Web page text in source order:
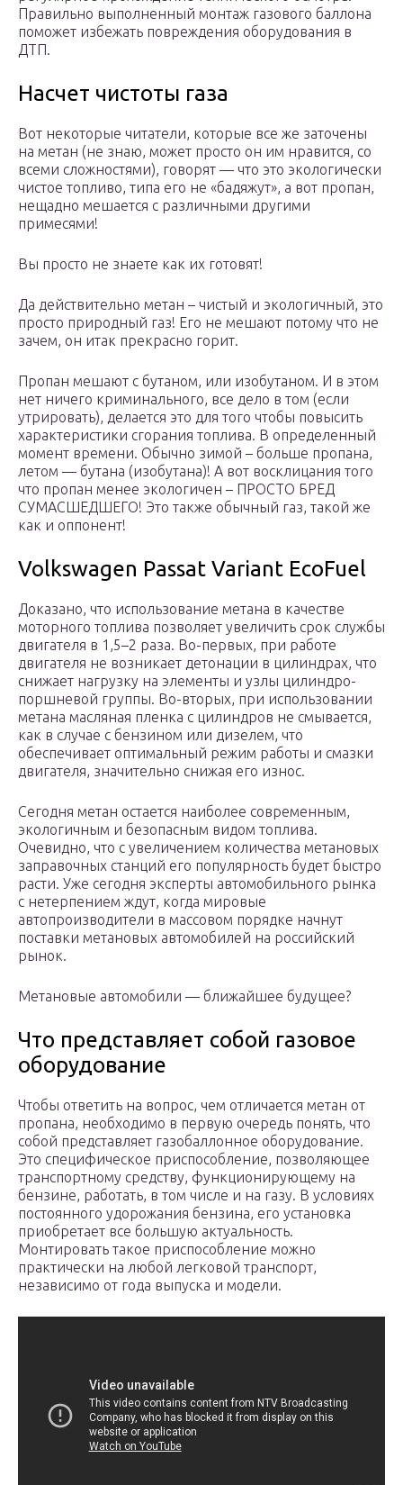
Правильно выполненный монтаж газового баллона
поможет избежать повреждения оборудования в
ДТП.
Насчет чистоты газа
Вот некоторые читатели, которые все же заточены
на метан (не знаю, может просто он им нравится, со
всеми сложностями), говорят — что это экологически
чистое топливо, типа его не «бадяжут», а вот пропан,
нещадно мешается с различными другими
примесями!
Вы просто не знаете как их готовят!
Да действительно метан – чистый и экологичный, это
просто природный газ! Его не мешают потому что не
зачем, он итак прекрасно горит.
Пропан мешают с бутаном, или изобутаном. И в этом
нет ничего криминального, все дело в том (если
утрировать), делается это для того чтобы повысить
характеристики сгорания топлива. В определенный
момент времени. Обычно зимой – больше пропана,
летом — бутана (изобутана)! А вот восклицания того
что пропан менее экологичен – ПРОСТО БРЕД
СУМАСШЕДШЕГО! Это также обычный газ, такой же
как и оппонент!
Volkswagen Passat Variant EcoFuel
Доказано, что использование метана в качестве
моторного топлива позволяет увеличить срок службы
двигателя в 1,5–2 раза. Во-первых, при работе
двигателя не возникает детонации в цилиндрах, что
снижает нагрузку на элементы и узлы цилиндро-
поршневой группы. Во-вторых, при использовании
метана масляная пленка с цилиндров не смывается,
как в случае с бензином или дизелем, что
обеспечивает оптимальный режим работы и смазки
двигателя, значительно снижая его износ.
Сегодня метан остается наиболее современным,
экологичным и безопасным видом топлива.
Очевидно, что с увеличением количества метановых
заправочных станций его популярность будет быстро
расти. Уже сегодня эксперты автомобильного рынка
с нетерпением ждут, когда мировые
автопроизводители в массовом порядке начнут
поставки метановых автомобилей на российский
рынок.
Метановые автомобили — ближайшее будущее?
Что представляет собой газовое
оборудование
Чтобы ответить на вопрос, чем отличается метан от
пропана, необходимо в первую очередь понять, что
собой представляет газобаллонное оборудование.
Это специфическое приспособление, позволяющее
транспортному средству, функционирующему на
бензине, работать, в том числе и на газу. В условиях
постоянного удорожания бензина, его установка
приобретает все большую актуальность.
Монтировать такое приспособление можно
практически на любой легковой транспорт,
независимо от года выпуска и модели.